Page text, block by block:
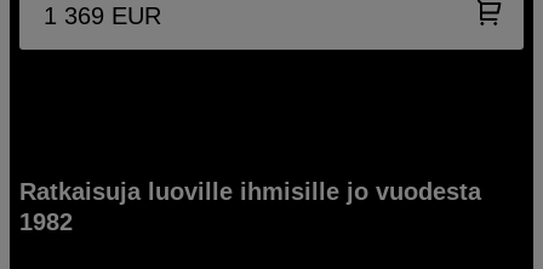
1 369 EUR
Ratkaisuja luoville ihmisille jo vuodesta
1982